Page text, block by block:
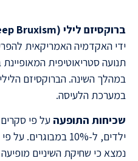
ברוקסיזם לילי (Sleep Bruxism)
תנועה סטריאוטיפית
במהלך השינה. הברוקסיזם
במערכת הלעיסה.
שכיחות התופעה
ילדים, ל-10%
נמצא כי שחיקת השיניים